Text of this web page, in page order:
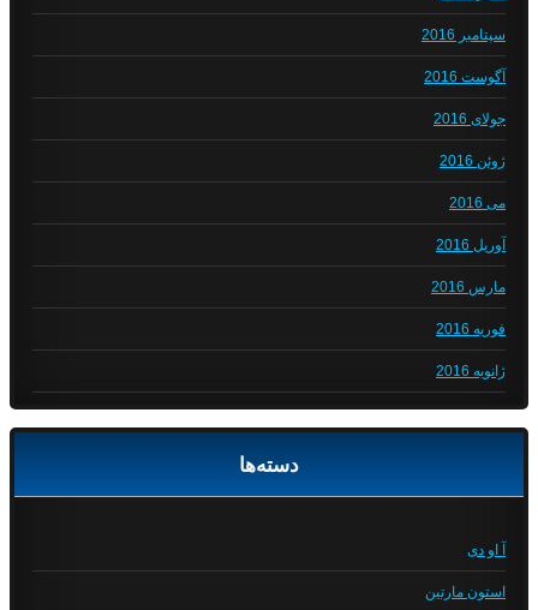
سپتامبر 2016
آگوست 2016
جولای 2016
ژوئن 2016
می 2016
آوریل 2016
مارس 2016
فوریه 2016
ژانویه 2016
دسته‌ها
آ او دی
استون مارتین